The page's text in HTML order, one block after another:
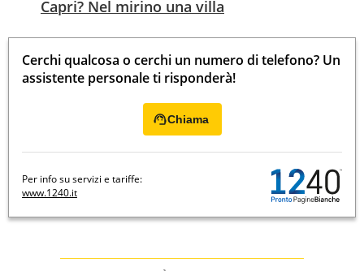
Capri? Nel mirino una villa
Cerchi qualcosa o cerchi un numero di telefono? Un
assistente personale ti risponderà!
Chiama
Per info su servizi e tariffe:
www.1240.it